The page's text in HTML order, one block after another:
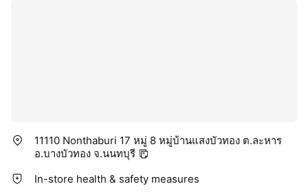
11110 Nonthaburi 17 หมู่ 8 หมู่บ้านแสงบัวทอง ต.ละหาร
อ.บางบัวทอง จ.นนทบุรี
In-store health & safety measures